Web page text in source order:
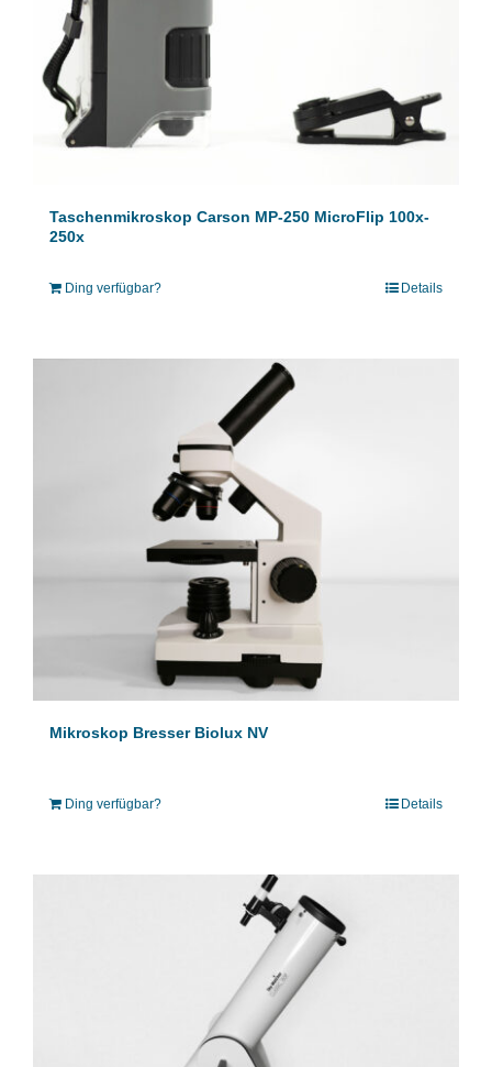
Taschenmikroskop Carson MP-250 MicroFlip 100x-
250x
Ding verfügbar? Details
Mikroskop Bresser Biolux NV
Ding verfügbar? Details